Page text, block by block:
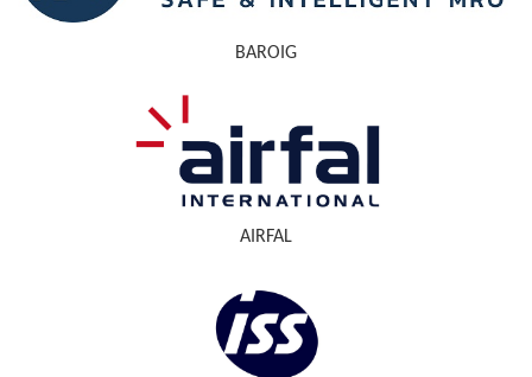
BAROIG
AIRFAL